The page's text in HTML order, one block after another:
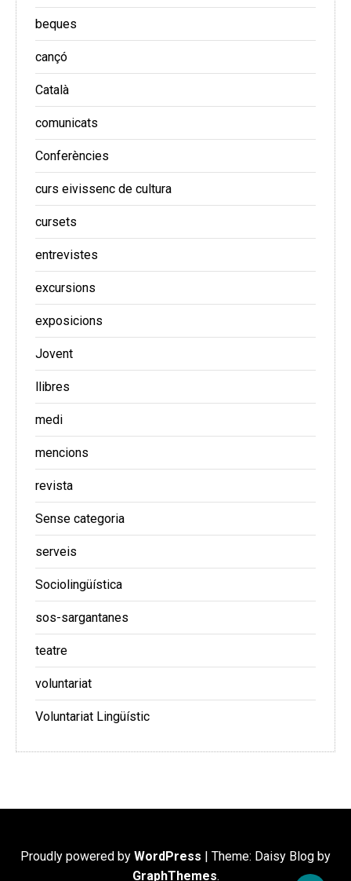
beques
cançó
Català
comunicats
Conferències
curs eivissenc de cultura
cursets
entrevistes
excursions
exposicions
Jovent
llibres
medi
mencions
revista
Sense categoria
serveis
Sociolingüística
sos-sargantanes
teatre
voluntariat
Voluntariat Lingüístic
Proudly powered by WordPress
Theme: Daisy Blog by
GraphThemes.